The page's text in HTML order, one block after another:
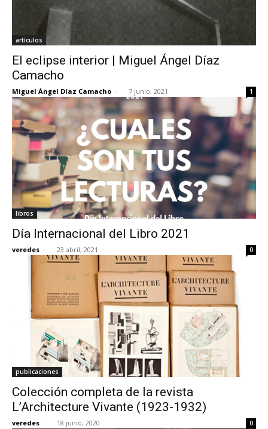
artículos
El eclipse interior | Miguel Ángel Díaz
Camacho
Miguel Ángel Díaz Camacho - 7 junio, 2021 1
libros
Día Internacional del Libro 2021
veredes - 23 abril, 2021 0
publicaciones
Colección completa de la revista
L’Architecture Vivante (1923-1932)
veredes - 18 junio, 2020 0